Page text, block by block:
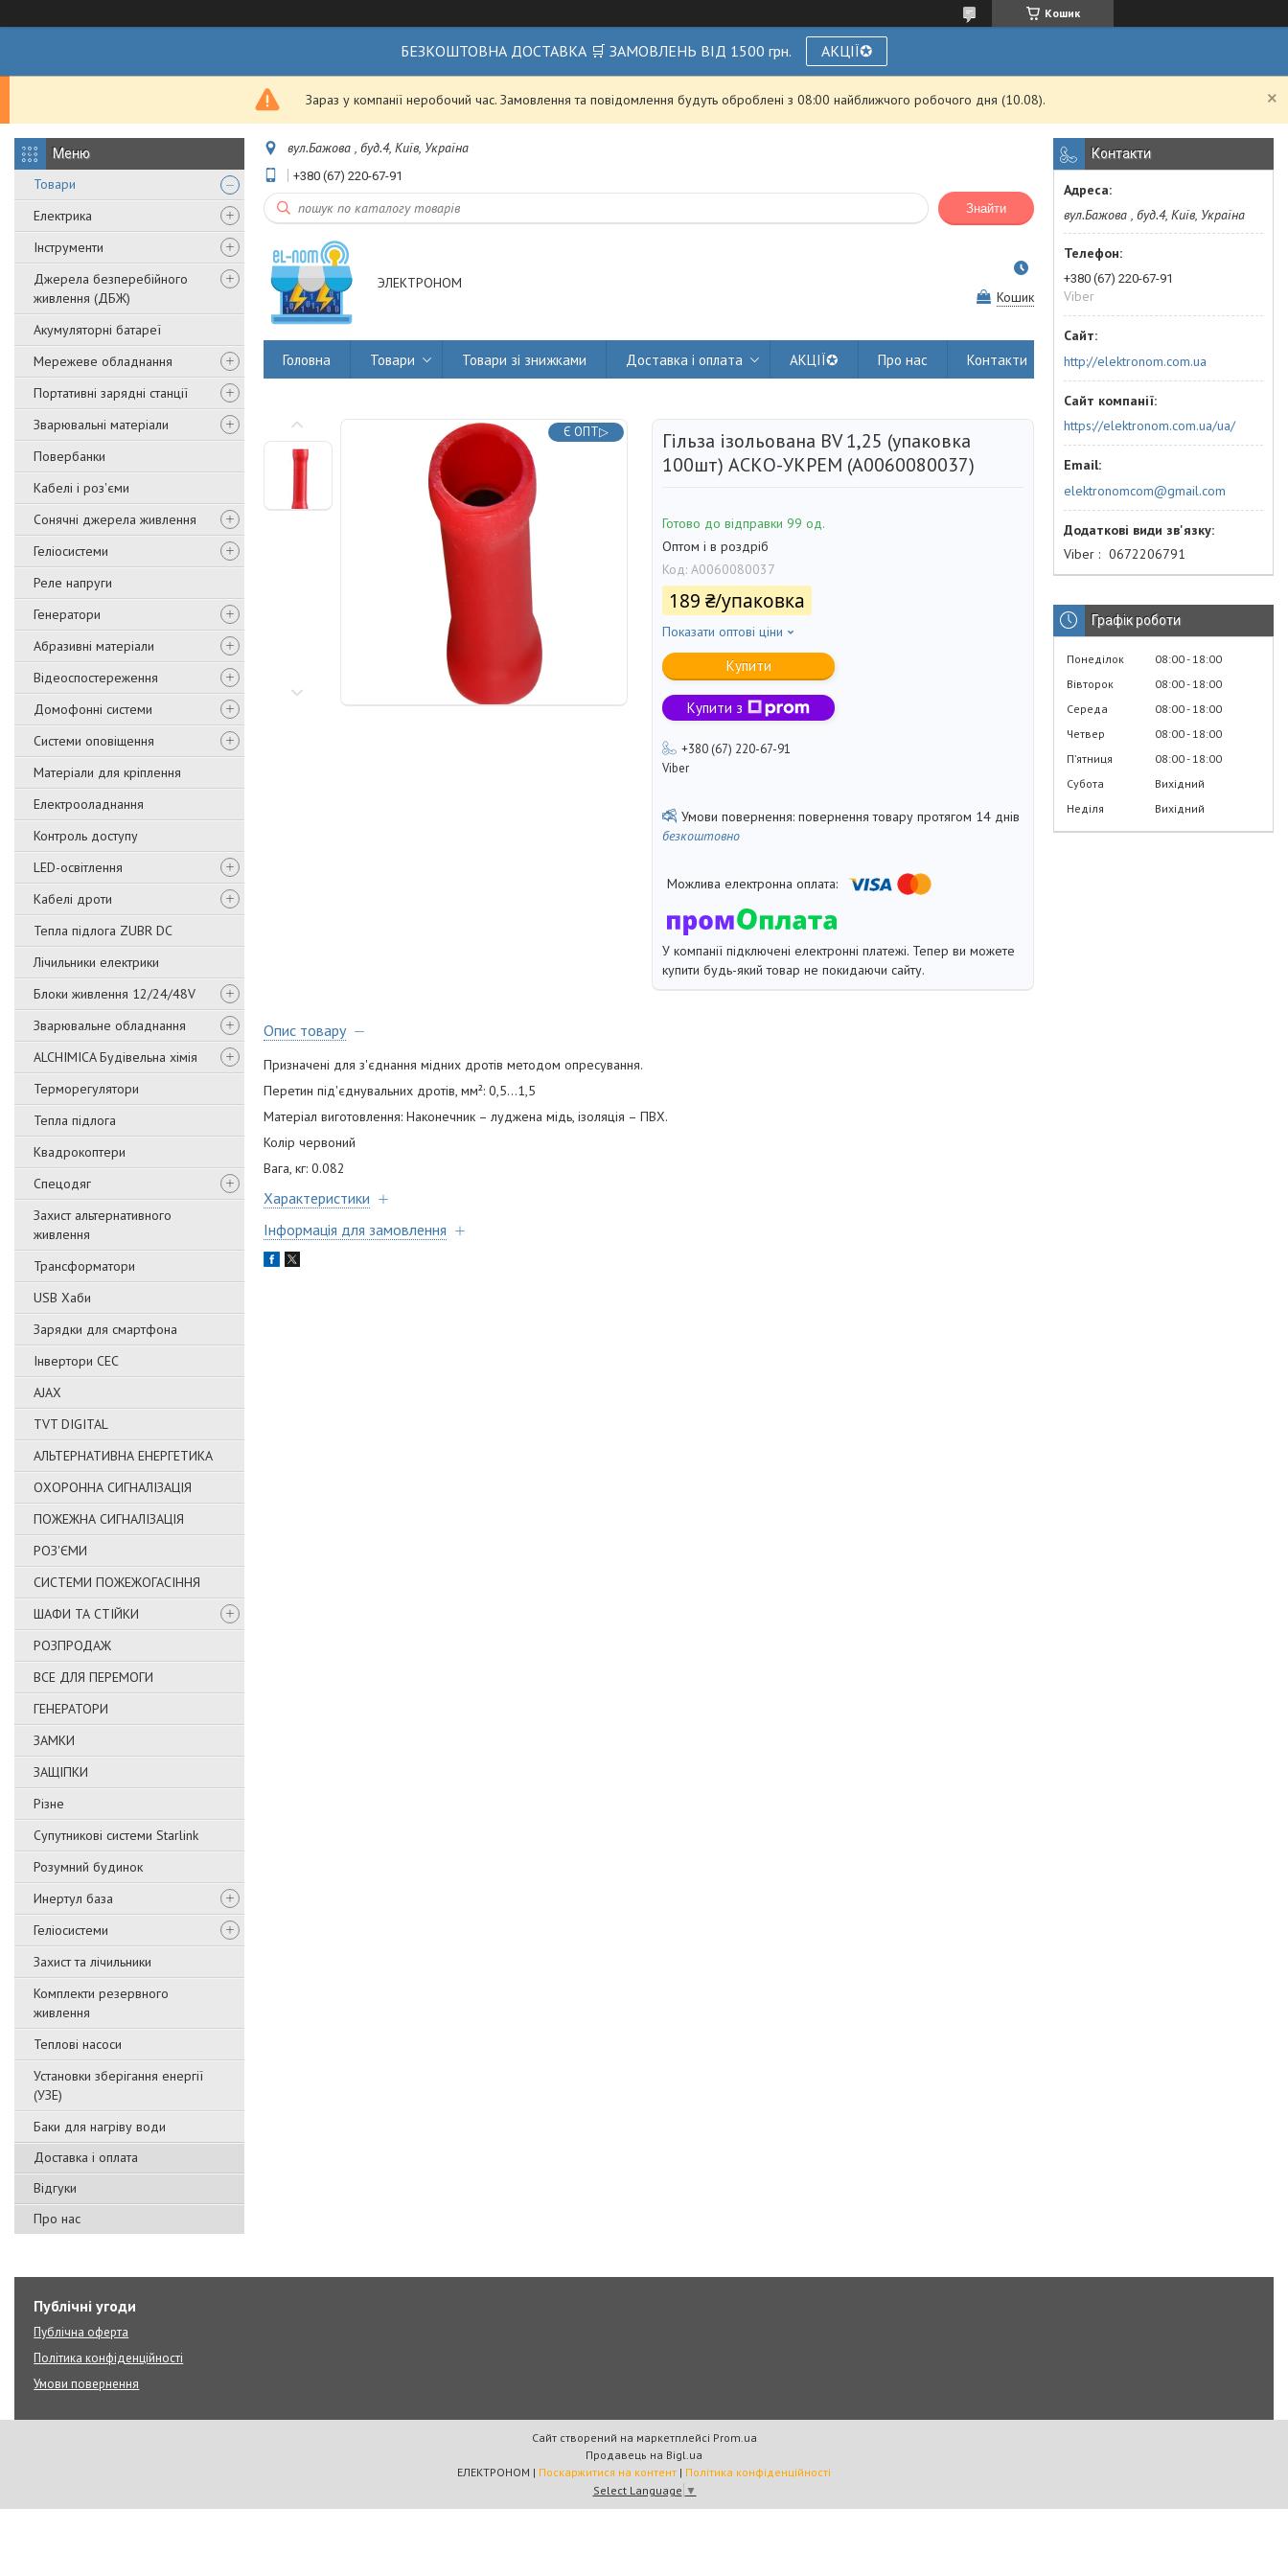
Кошик
БЕЗКОШТОВНА ДОСТАВКА 🛒 ЗАМОВЛЕНЬ ВІД 1500 грн. АКЦІЇ✪
Зараз у компанії неробочий час. Замовлення та повідомлення будуть оброблені з 08:00 найближчого робочого дня (10.08).
Товари
Електрика
Інструменти
Джерела безперебійного
живлення (ДБЖ)
Акумуляторні батареї
Мережеве обладнання
Портативні зарядні станції
Зварювальні матеріали
Повербанки
Кабелі і роз'єми
Сонячні джерела живлення
Геліосистеми
Реле напруги
Генератори
Абразивні матеріали
Відеоспостереження
Домофонні системи
Системи оповіщення
Матеріали для кріплення
Електрооладнання
Контроль доступу
LED-освітлення
Кабелі дроти
Тепла підлога ZUBR DC
Лічильники електрики
Блоки живлення 12/24/48V
Зварювальне обладнання
ALCHIMICA Будівельна хімія
Терморегулятори
Тепла підлога
Квадрокоптери
Спецодяг
Захист альтернативного
живлення
Трансформатори
USB Хаби
Зарядки для смартфона
Інвертори СЕС
AJAX
TVT DIGITAL
АЛЬТЕРНАТИВНА ЕНЕРГЕТИКА
ОХОРОННА СИГНАЛІЗАЦІЯ
ПОЖЕЖНА СИГНАЛІЗАЦІЯ
РОЗ'ЄМИ
СИСТЕМИ ПОЖЕЖОГАСІННЯ
ШАФИ ТА СТІЙКИ
РОЗПРОДАЖ
ВСЕ ДЛЯ ПЕРЕМОГИ
ГЕНЕРАТОРИ
ЗАМКИ
ЗАЩІПКИ
Різне
Супутникові системи Starlink
Розумний будинок
Инертул база
Геліосистеми
Захист та лічильники
Комплекти резервного
живлення
Теплові насоси
Установки зберігання енергії
(УЗЕ)
Баки для нагріву води
Доставка і оплата
Відгуки
Про нас
вул.Бажова , буд.4, Київ, Україна
+380 (67) 220-67-91
Знайти
ЭЛЕКТРОНОМ
Кошик
Головна Товари Товари зі знижками Доставка і оплата АКЦІЇ✪ Про нас Контакти
Є ОПТ▷
Гільза ізольована ВV 1,25 (упаковка
100шт) АСКО-УКРЕМ (A0060080037)
Готово до відправки 99 од.
Оптом і в роздріб
Код: A0060080037
189 ₴/упаковка
Показати оптові ціни
Купити
Купити з
+380 (67) 220-67-91
Viber
повернення товару протягом 14 днів
безкоштовно
У компанії підключені електронні платежі. Тепер ви можете
купити будь-який товар не покидаючи сайту.
Опис товару
Призначені для з'єднання мідних дротів методом опресування.
Перетин під'єднувальних дротів, мм²: 0,5...1,5
Матеріал виготовлення: Наконечник – луджена мідь, ізоляція – ПВХ.
Колір червоний
Вага, кг: 0.082
Характеристики
Інформація для замовлення
Контакти
вул.Бажова , буд.4, Київ, Україна
+380 (67) 220-67-91
Viber
http://elektronom.com.ua
https://elektronom.com.ua/ua/
elektronomcom@gmail.com
Viber 0672206791
Графік роботи
Понеділок 08:00 18:00
Вівторок
08:00 18:00
Середа
08:00 18:00
Четвер
08:00 18:00
Пʼятниця
08:00 18:00
Субота
Вихідний
Неділя
Вихідний
Публічні угоди
Публічна оферта
Політика конфіденційності
Умови повернення
Сайт створений на маркетплейсі Prom.ua
Продавець на Bigl.ua
ЕЛЕКТРОНОМ | Поскаржитися на контент | Політика конфіденційності
Select Language ▼